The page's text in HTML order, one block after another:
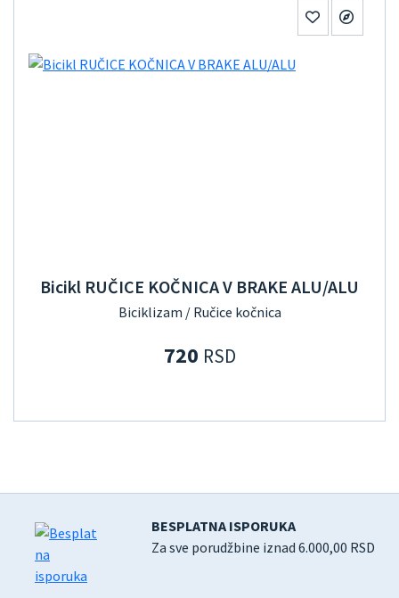
Bicikl RUČICE KOČNICA V BRAKE ALU/ALU
Biciklizam / Ručice kočnica
720 RSD
BESPLATNA ISPORUKA
Za sve porudžbine iznad 6.000,00 RSD